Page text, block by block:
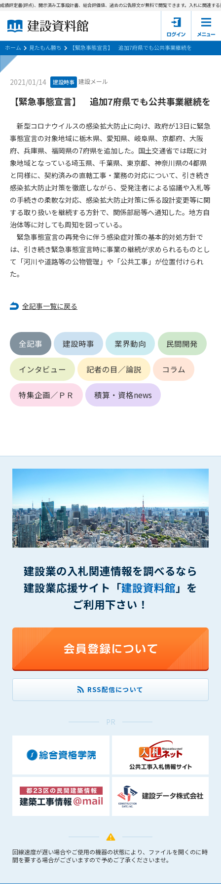
建設資料館とは
会員登録について
サポーター会員一覧
会社概要 お問い合わせ
会員規約
定書(評点)、開示済み工事設計書、総合評価値、過去の公告原文が無料で閲覧できます。入札に関連する
ホーム 見たもん勝ち 【緊急事態宣言】 追加7府県でも公共事業継続を
2021/01/14 建設時事 建設メール
【緊急事態宣言】 追加7府県でも公共事業継続を
新型コロナウイルスの感染拡大防止に向け、政府が13日に緊急
事態宣言の対象地域に栃木県、愛知県、岐阜県、京都府、大阪
府、兵庫県、福岡県の7府県を追加した。国土交通省では既に対
象地域となっている埼玉県、千葉県、東京都、神奈川県の4都県
と同様に、契約済みの直轄工事・業務の対応について、引き続き
感染拡大防止対策を徹底しながら、受発注者による協議や入札等
の手続きの柔軟な対応、感染拡大防止対策に係る設計変更等に関
する取り扱いを継続する方針で、関係部局等へ通知した。地方自
治体等に対しても周知を図っている。
緊急事態宣言の再発令に伴う感染症対策の基本的対処方針で
は、引き続き緊急事態宣言時に事業の継続が求められるものとし
て「河川や道路等の公物管理」や「公共工事」が位置付けられ
た。
全記事一覧に戻る
全記事 建設時事 業界動向 民間開発
インタビュー 記者の目／論説 コラム
特集企画／ＰＲ 積算・資格news
建設業の入札関連情報を調べるなら
建設業応援サイト「建設資料館」を
ご利用下さい！
RSS配信について
PR
回線速度が遅い場合やご使用の機器の状態により、ファイルを開くのに時
間を要する場合がございますので予めご了承くださいませ。
パスワードの再発行
1. 本規約は、建設資料館が提供するサポーター会あ本員、無料
会員サービスの利用条件等について定めるものです。
2. 管理者が建設資料館WEB上で随時掲載するルールは本規約の
一部を構成するものとします。
第2条（規約の変更）
本規約は、会員の了承を得ることなく、随時変更されることが
あります。変更内容は、建設資料館WEB上に表示した時点で直
ちに全ての会員が了承したものとみなします。
第4条（会員審査および資格の取り消し）
会員とは、本規約を承諾の上、所定の会員申込手続きを完了
後、管理者がこれを承認した者をいいます。
の何れかの項目に該当することがわかった場合、その者の会
(1) 会員申し込みをした者が実在しなかった場合
(2) 本規約に違反した場合/li>
(3) 会員申し込みの際、申告事項に虚偽があった場合
(4) 会員申込者が管理者所定の手続き通りに会員申込手続き処
理を行わなかった場合
(5) その他管理者が会員とすることを不適当と判断した場合
2. 管理者は承認後であっても承認した会員が前項の何れかに該
1. 会員は申込の際に管理者が発行したIDおよびパスワードの使
2. 会員は、自己のIDおよびパスワードを、貸与、譲渡、売買、
その他形態を問わず、第三者に利用させることはできませ
ん。
3. 会員は、IDおよびパスワードの管理不十分、使用上の過誤、
第三者（他の会員を含む）の使用等による損害について責任
を負うものとし、管理者は一切責任を負いません。
1. 会員は建設資料館WEB上で以下の行為をしないものとしま
す。
(1) 第三者または管理者の著作権、その他知的所有権を侵害す
(2) 第三者または管理者の財産、プライバシー等を侵害する行
(3) 第三者または管理者を誹謗中傷する行為
(4) 有害なコンピュータプログラム等を送信又は書き込む行為
(5) 第三者に不利益を与える行為
(6) 管理者が承認していない営利を目的とした行為
(7) 公序良俗に反する行為
(8) 犯罪的行為に結びつく行為
(9) その他、法律に反する行為
を、営利を目的として第三者に転売し、または転売のため
に第三者に提供すること
第7条（登録内容の削除）
管理者は、会員が登録した内容が以下に該当する、またはその
(1) 登録されている情報が、第6条の定める禁止事項に該当する
と管理者が、判断した場合
(2) 建設資料館の運営および保守管理上、必要と判断した場合
(4) その他、管理者が不適当と判断した場合
第8条（サービスの変更・中止等）
廃止を含み)し、本サービスの運営を中止または廃止することが